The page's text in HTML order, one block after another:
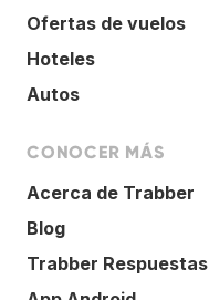
Ofertas de vuelos
Hoteles
Autos
CONOCER MÁS
Acerca de Trabber
Blog
Trabber Respuestas